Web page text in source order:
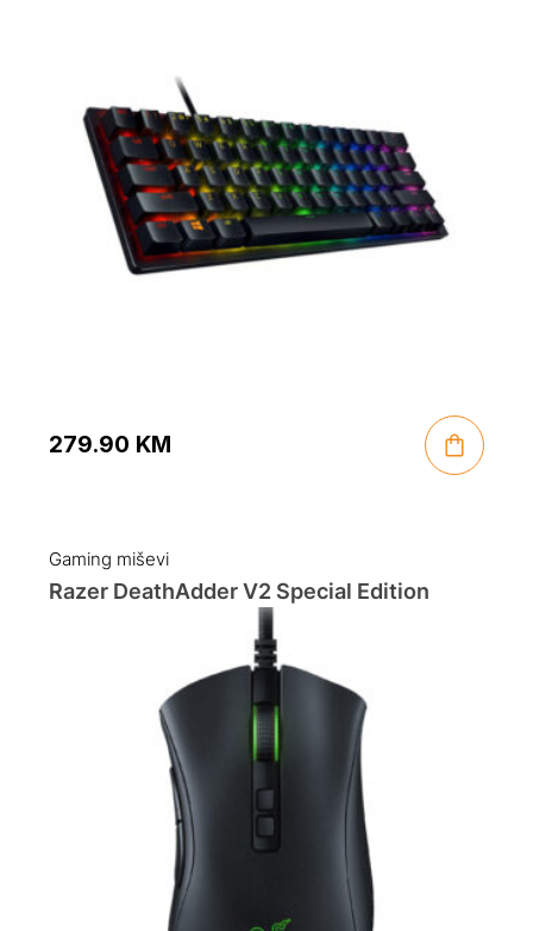
279.90 KM
Gaming miševi
Razer DeathAdder V2 Special Edition